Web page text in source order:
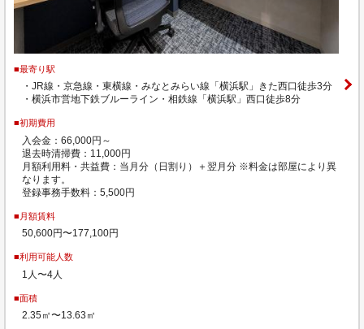
■最寄り駅
・JR線・京急線・東横線・みなとみらい線「横浜駅」きた西口徒歩3分
・横浜市営地下鉄ブルーライン・相鉄線「横浜駅」西口徒歩8分
■初期費用
入会金：66,000円～
退去時清掃費：11,000円
月額利用料・共益費：当月分（日割り）＋翌月分 ※料金は部屋により異
なります。
登録事務手数料：5,500円
■月額賃料
50,600円〜177,100円
■利用可能人数
1人〜4人
■面積
2.35㎡〜13.63㎡